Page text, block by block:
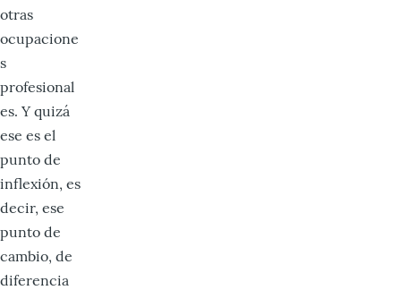
otras
ocupacione
s
profesional
es. Y quizá
ese es el
punto de
inflexión, es
decir, ese
punto de
cambio, de
diferencia